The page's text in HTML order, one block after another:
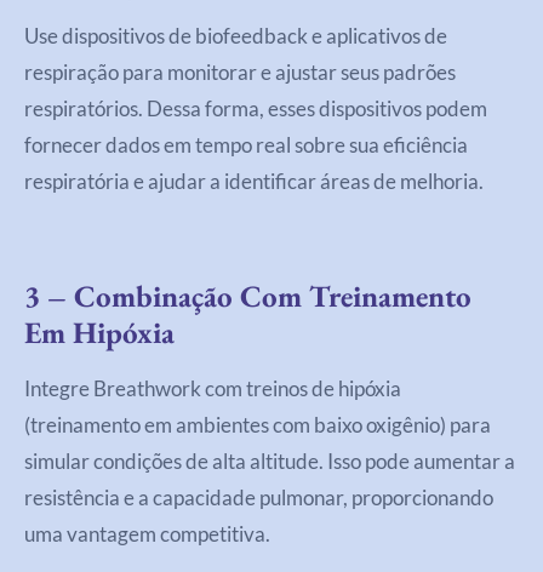
Use dispositivos de biofeedback e aplicativos de
respiração para monitorar e ajustar seus padrões
respiratórios. Dessa forma, esses dispositivos podem
fornecer dados em tempo real sobre sua eficiência
respiratória e ajudar a identificar áreas de melhoria.
3 – Combinação Com Treinamento
Em Hipóxia
Integre Breathwork com treinos de hipóxia
(treinamento em ambientes com baixo oxigênio) para
simular condições de alta altitude. Isso pode aumentar a
resistência e a capacidade pulmonar, proporcionando
uma vantagem competitiva.